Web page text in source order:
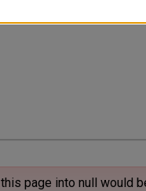
this page into null would